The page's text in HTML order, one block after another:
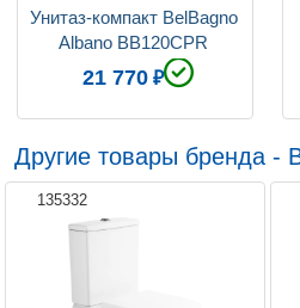
Унитаз-компакт BelBagno
Albano BB120CPR
безободковый
21 770
Другие товары бренда -
135332